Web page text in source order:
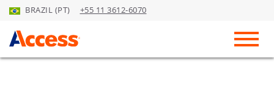
Skip to Main Content
BRAZIL (PT) +55 11 3612-6070